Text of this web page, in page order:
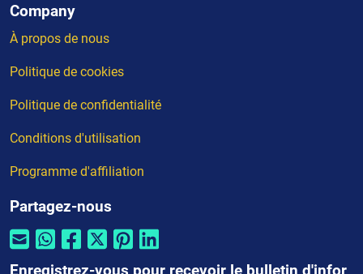
Company
À propos de nous
Politique de cookies
Politique de confidentialité
Conditions d'utilisation
Programme d'affiliation
Partagez-nous
Enregistrez-vous pour recevoir le bulletin d'infor